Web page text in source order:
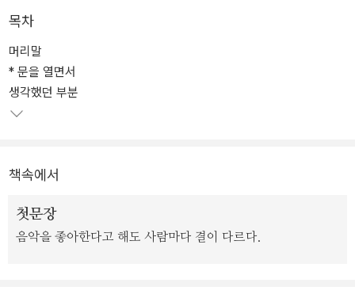
만, 책 읽는 방법을 배우는 것은 이해를 깊게하고 감상을 풍요롭게 하
말한다. 오히려 도구를 잘 다루면 도구로부터 자유로워지는 것처럼.
어린이에게 독서를 가르치는 목표는 어린이가 언제나 책을 읽는 사
람, 평생 독자가 되게 하는 것에 있다. 중요한 것은 다만 책을 읽는 것
력자여야 한다. 이를 위해 책을 고르는 법부터 다양한 갈래별 책을 읽
는 법까지 찬찬히 설명한다. 저자가 독서교실에서 만난 어린이와 부
모의 일화도 담겨 있다.
목차
머리말
* 문을 열면서
생각했던 부분
책속에서
첫문장
음악을 좋아한다고 해도 사람마다 결이 다르다.